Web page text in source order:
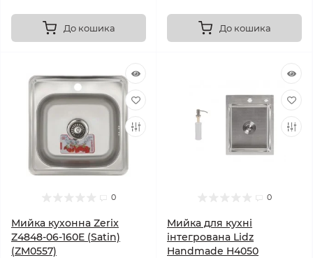
До кошика До кошика
0
Мийка кухонна Zerix
Z4848-06-160E (Satin)
(ZM0557)
0
Мийка для кухні
інтегрована Lidz
Handmade H4050